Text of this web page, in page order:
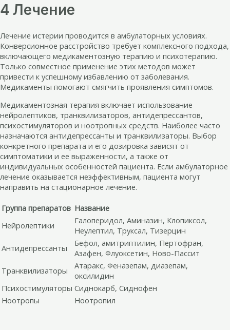
4 Лечение
Лечение истерии проводится в амбулаторных условиях.
Конверсионное расстройство требует комплексного подхода,
включающего медикаментозную терапию и психотерапию.
Только совместное применение этих методов может
привести к успешному избавлению от заболевания.
Медикаменты помогают смягчить проявления симптомов.
Медикаментозная терапия включает использование
нейролептиков, транквилизаторов, антидепрессантов,
психостимуляторов и ноотропных средств. Наиболее часто
назначаются антидепрессанты и транквилизаторы. Выбор
конкретного препарата и его дозировка зависят от
симптоматики и ее выраженности, а также от
индивидуальных особенностей пациента. Если амбулаторное
лечение оказывается неэффективным, пациента могут
направить на стационарное лечение.
Группа препаратов Название
Нейролептики
Галоперидол, Аминазин, Клопиксол,
Неулептил, Труксал, Тизерцин
Антидепрессанты
Бефол, амитриптилин, Пертофран,
Азафен, Флуоксетин, Ново-Пассит
Транквилизаторы
Атаракс, Феназепам, диазепам,
оксилидин
Психостимуляторы Сиднокарб, Сиднофен
Ноотропы
Ноотропил